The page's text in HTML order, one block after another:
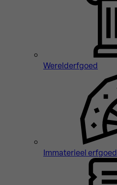
Werelderfgoed
Immaterieel erfgoed